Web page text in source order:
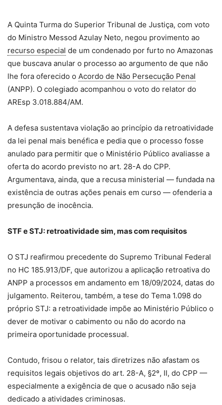
A Quinta Turma do Superior Tribunal de Justiça, com voto
do Ministro Messod Azulay Neto, negou provimento ao
recurso especial de um condenado por furto no Amazonas
que buscava anular o processo ao argumento de que não
lhe fora oferecido o Acordo de Não Persecução Penal
(ANPP). O colegiado acompanhou o voto do relator do
AREsp 3.018.884/AM.
A defesa sustentava violação ao princípio da retroatividade
da lei penal mais benéfica e pedia que o processo fosse
anulado para permitir que o Ministério Público avaliasse a
oferta do acordo previsto no art. 28-A do CPP.
Argumentava, ainda, que a recusa ministerial — fundada na
existência de outras ações penais em curso — ofenderia a
presunção de inocência.
STF e STJ: retroatividade sim, mas com requisitos
O STJ reafirmou precedente do Supremo Tribunal Federal
no HC 185.913/DF, que autorizou a aplicação retroativa do
ANPP a processos em andamento em 18/09/2024, datas do
julgamento. Reiterou, também, a tese do Tema 1.098 do
próprio STJ: a retroatividade impõe ao Ministério Público o
dever de motivar o cabimento ou não do acordo na
primeira oportunidade processual.
Contudo, frisou o relator, tais diretrizes não afastam os
requisitos legais objetivos do art. 28-A, §2º, II, do CPP —
especialmente a exigência de que o acusado não seja
dedicado a atividades criminosas.